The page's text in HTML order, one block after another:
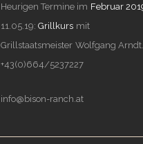
Heurigen Termine im Februar
11.05.19:Grillkurs mit
Grillstaatsmeister Wolfgang Arndt.
+43(0)664/5237227
info@bison-ranch.at